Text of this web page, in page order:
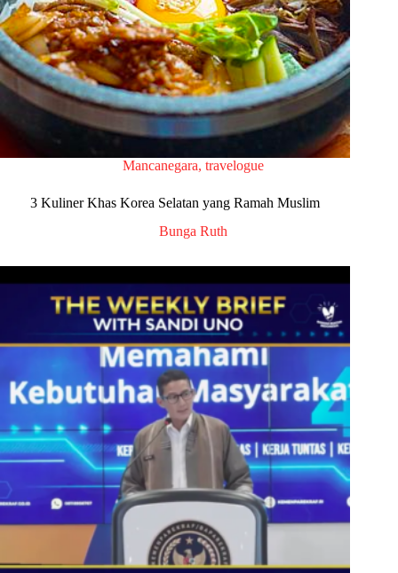
Mancanegara, travelogue
3 Kuliner Khas Korea Selatan yang Ramah Muslim
Bunga Ruth